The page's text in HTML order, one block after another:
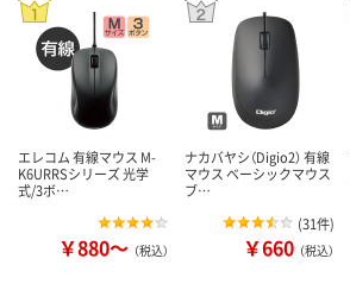
エレコム 有線マウス M-
K6URRSシリーズ 光学
式/3ボ…
￥880～ （税込）
ナカバヤシ（Digio2） 有線
マウス ベーシックマウス
ブ…
(31件)
￥660 （税込）